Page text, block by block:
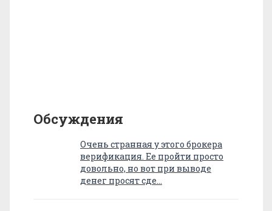
Обсуждения
Очень странная у этого брокера
верификация. Ее пройти просто
довольно, но вот при выводе
денег просят сде…